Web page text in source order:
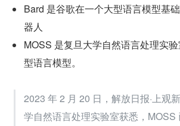
Bard 是谷歌在一个大型语言模型基
器人
MOSS 是复旦大学自然语言处理实
型语言模型。
2023 年 2 月 20 日，解放日报·上观
学自然语言处理实验室获悉，MOSS